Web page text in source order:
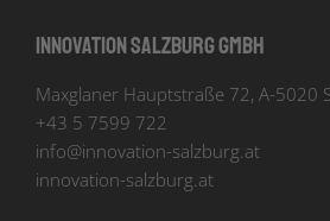
Innovation Salzburg GmbH
Maxglaner Hauptstraße 72, A-5020
+43 5 7599 722
info@innovation-salzburg.at
innovation-salzburg.at